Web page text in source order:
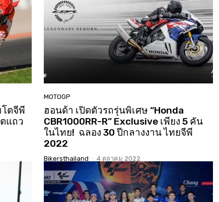
ตจีพี
แถว
MOTOGP
ฮอนด้า เปิดตัวรถรุ่นพิเศษ “Honda
CBR1000RR-R” Exclusive เพียง 5 คัน
ในไทย! ฉลอง 30 ปีกลางงาน ไทยจีพี
2022
Bikersthailand - 4 ตุลาคม 2022